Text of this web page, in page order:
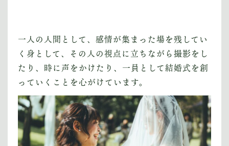
一人の人間として、感情が集まった場を残してい
く身として、その人の視点に立ちながら撮影をし
たり、時に声をかけたり、一員として結婚式を創
っていくことを心がけています。